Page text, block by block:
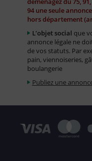
94 une seule
hors département
L’objet social que
annonce légale ne
de vos statuts. Par
pain, viennoiseries,
boulangerie
Publiez une